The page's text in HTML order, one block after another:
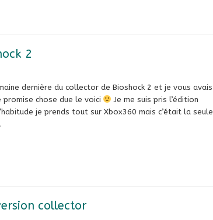
2
dernière du collector de Bioshock 2 et je vous avais
promise chose due le voici
Je me suis pris l’édition
je prends tout sur Xbox360 mais c’était la seule
collector